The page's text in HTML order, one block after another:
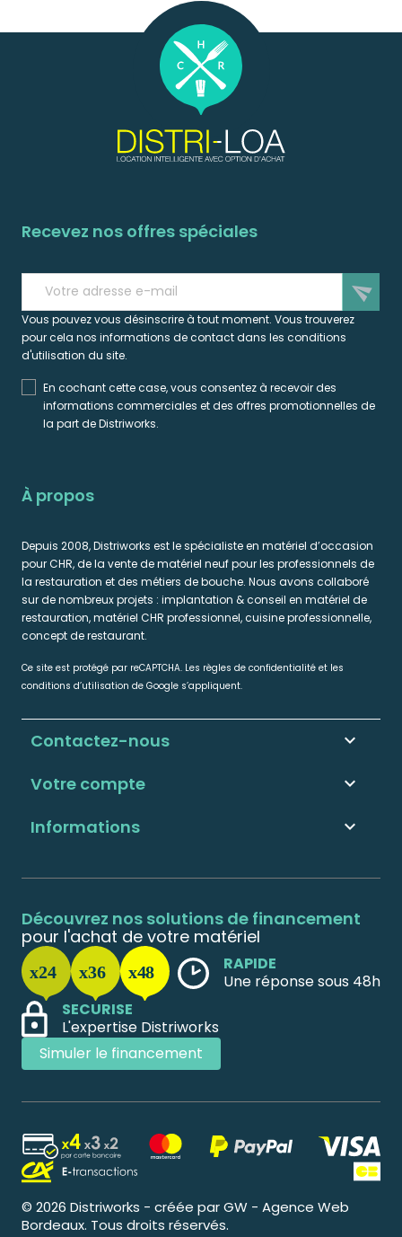
Recevez nos offres spéciales
send
Vous pouvez vous désinscrire à tout moment. Vous trouverez
pour cela nos informations de contact dans les conditions
d'utilisation du site.
En cochant cette case, vous consentez à recevoir des
informations commerciales et des offres promotionnelles de
la part de Distriworks.
À propos
Depuis 2008, Distriworks est le spécialiste en matériel d’occasion
pour CHR, de la vente de matériel neuf pour les professionnels de
la restauration et des métiers de bouche. Nous avons collaboré
sur de nombreux projets : implantation & conseil en matériel de
restauration, matériel CHR professionnel, cuisine professionnelle,
concept de restaurant.
Ce site est protégé par reCAPTCHA. Les règles de confidentialité et les
conditions d’utilisation de Google s’appliquent.
Informations 
Votre compte 
Contactez-nous keyboard_arrow_down
Découvrez nos solutions de financement
pour l'achat de votre matériel
RAPIDE
Une réponse sous 48h
SECURISE
L'expertise Distriworks
Simuler le financement
© 2026 Distriworks - créée par GW - Agence Web
Bordeaux. Tous droits réservés.